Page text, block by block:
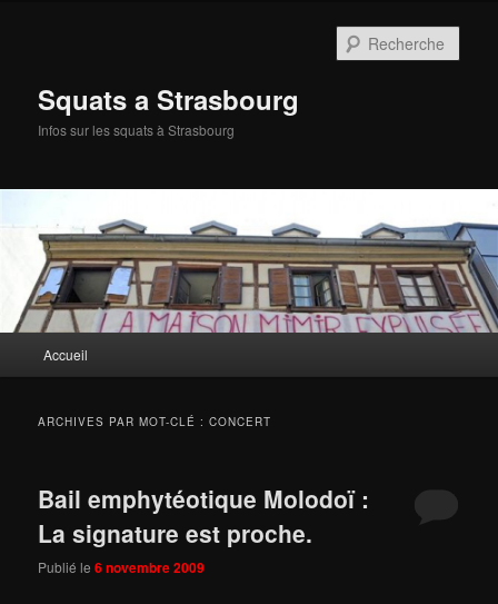
Squats a Strasbourg
Infos sur les squats à Strasbourg
principal
Accueil
ARCHIVES PAR MOT-CLÉ :CONCERT
Bail emphytéotique Molodoï :
La signature est proche.
Publié le6 novembre 2009